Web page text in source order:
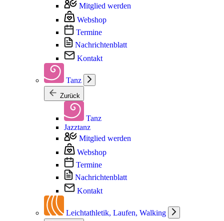
Mitglied werden
Webshop
Termine
Nachrichtenblatt
Kontakt
Tanz
Zurück
Tanz
Jazztanz
Mitglied werden
Webshop
Termine
Nachrichtenblatt
Kontakt
Leichtathletik, Laufen, Walking